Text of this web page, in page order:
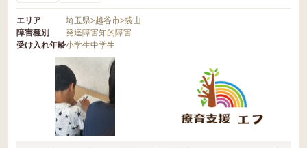
エリア 埼玉県>越谷市>袋山
障害種別
発達障害知的障害
受け入れ年齢小学生中学生